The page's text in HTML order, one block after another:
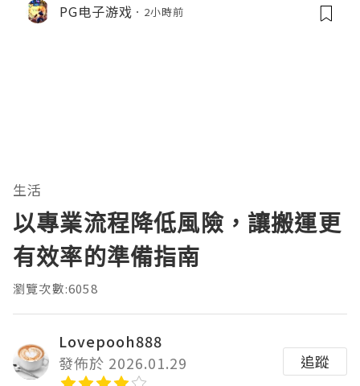
PG电子游戏 2小時前
生活
以專業流程降低風險，讓搬運更
有效率的準備指南
瀏覽次數:6058
Lovepooh888
發佈於 2026.01.29
追蹤